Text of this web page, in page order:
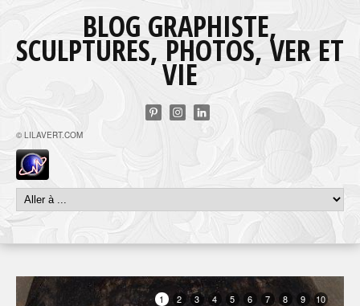
BLOG GRAPHISTE,
SCULPTURES, PHOTOS, VER ET
VIE
© LILAVERT.COM
1 2 3 4 5 6 7 8 9 10